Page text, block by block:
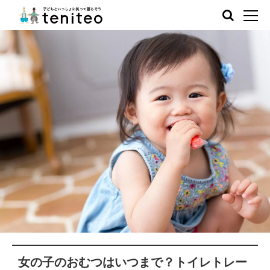
女の子のおむつはいつまで？トイレトレー